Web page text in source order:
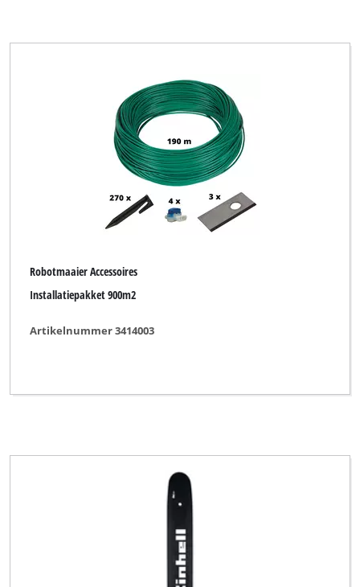
Robotmaaier Accessoires
Installatiepakket 900m2
Artikelnummer 3414003